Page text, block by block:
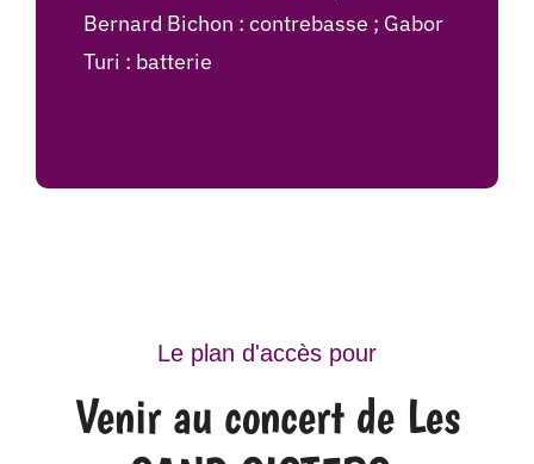
Bernard Bichon : contrebasse ; Gabor
Turi : batterie
Le plan d'accès pour
Venir au concert de Les